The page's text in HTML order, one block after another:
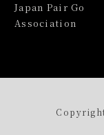
Japan Pair Go
Association